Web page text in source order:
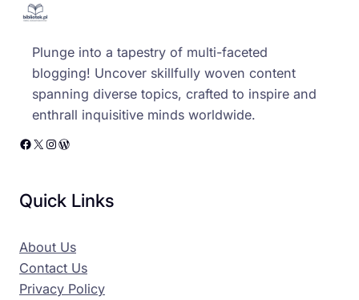
Plunge into a tapestry of multi-faceted
blogging! Uncover skillfully woven content
spanning diverse topics, crafted to inspire and
enthrall inquisitive minds worldwide.
Facebook X Instagram WordPress
Quick Links
About Us
Contact Us
Privacy Policy